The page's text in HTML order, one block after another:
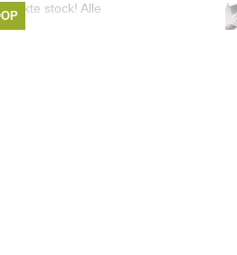
stock! Alle
één